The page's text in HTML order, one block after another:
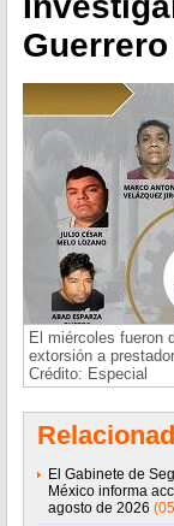
Guerrero
El miércoles fueron
extorsión a
Crédito: Especial
El Gabinete de
México informa
agosto de 2026